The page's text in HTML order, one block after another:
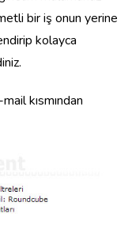
bir iş onun yerine
kolayca
kısmından